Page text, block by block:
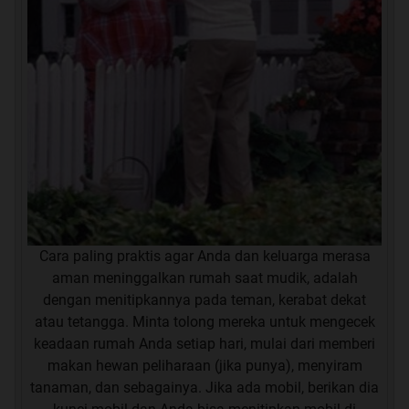
Cara paling praktis agar Anda dan keluarga merasa
aman meninggalkan rumah saat mudik, adalah
dengan menitipkannya pada teman, kerabat dekat
atau tetangga. Minta tolong mereka untuk mengecek
keadaan rumah Anda setiap hari, mulai dari memberi
makan hewan peliharaan (jika punya), menyiram
tanaman, dan sebagainya. Jika ada mobil, berikan dia